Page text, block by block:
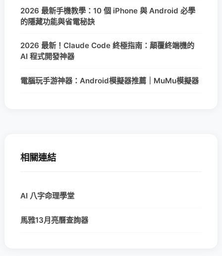
2026 最新手機教學：10 個 iPhone 與 Android 必學
的隱藏功能與省電秘訣
2026 最新！Claude Code 終極指南：顛覆終端機的
AI 程式開發神器
電腦玩手游神器：Android模擬器推薦｜MuMu模擬器
相關連結
AI 八字命理學堂
馬雅13月亮曆查詢器